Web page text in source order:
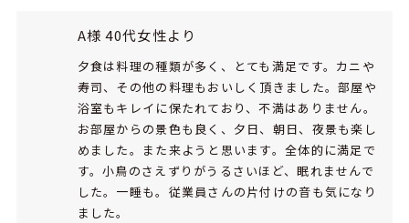
A様 40代女性より
夕食は料理の種類が多く、とても満足です。カニや
寿司、その他の料理もおいしく頂きました。部屋や
浴室もキレイに保たれており、不満はありません。
お部屋からの景色も良く、夕日、朝日、夜景も楽し
めました。また来ようと思います。全体的に満足で
す。小鳥のさえずりがうるさいほど、眠れませんで
した。一睡も。従業員さんの片付けの音も気になり
ました。